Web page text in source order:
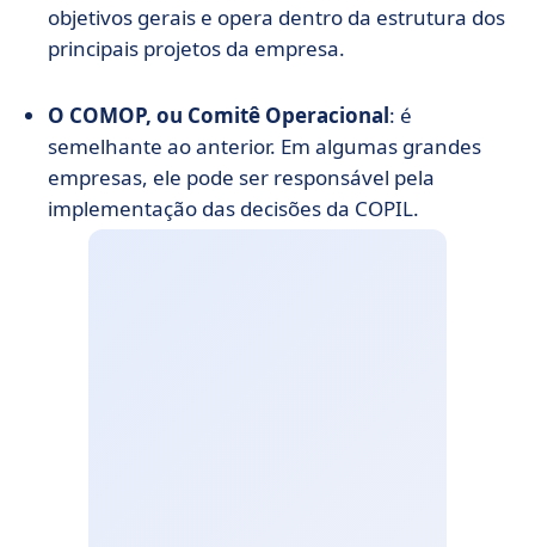
objetivos gerais e opera dentro da estrutura dos
principais projetos da empresa.
O COMOP, ou Comitê Operacional: é
semelhante ao anterior. Em algumas grandes
empresas, ele pode ser responsável pela
implementação das decisões da COPIL.